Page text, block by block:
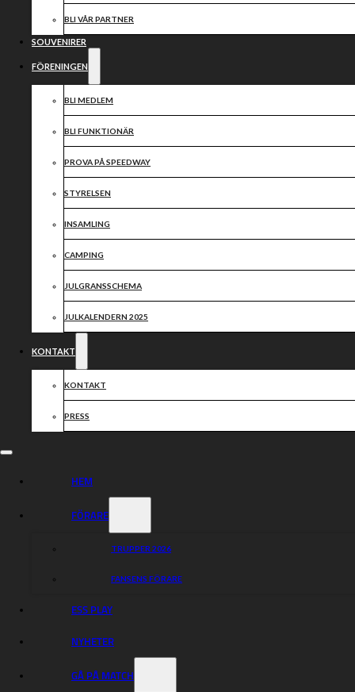
BLI VÅR PARTNER
SOUVENIRER
FÖRENINGEN
BLI MEDLEM
BLI FUNKTIONÄR
PROVA PÅ SPEEDWAY
STYRELSEN
INSAMLING
CAMPING
JULGRANSSCHEMA
JULKALENDERN 2025
KONTAKT
KONTAKT
PRESS
HEM
FÖRARE
TRUPPER 2026
FANSENS FÖRARE
ESS PLAY
NYHETER
GÅ PÅ MATCH